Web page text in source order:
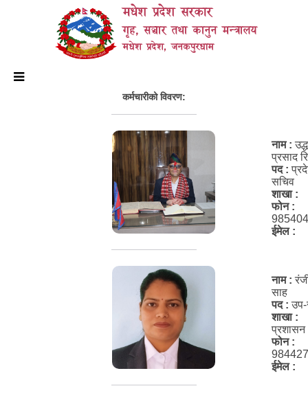
मधेश प्रदेश सरकार
गृह, सञ्चार तथा कानुन मन्त्रालय
मधेश प्रदेश, जनकपुरधाम
कर्मचारीको विवरण:
नाम :
प्रसाद
पद :
सचिव
शाखा :
फोन :
ईमेल :
नाम :
साह
पद :
शाखा :
प्रशासन
फोन :
ईमेल :